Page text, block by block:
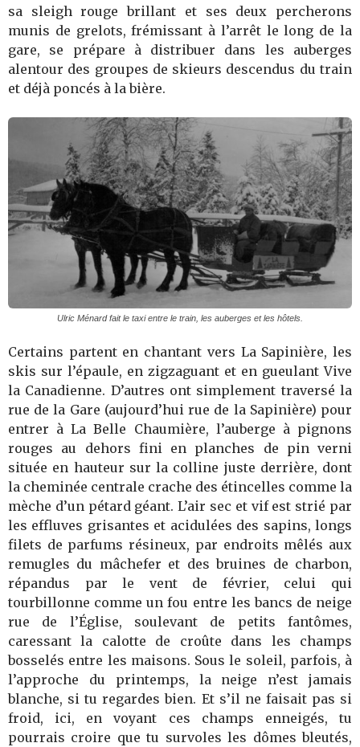
sa sleigh rouge brillant et ses deux percherons
munis de grelots, frémissant à l’arrêt le long de la
gare, se prépare à distribuer dans les auberges
alentour des groupes de skieurs descendus du train
et déjà poncés à la bière.
Ulric Ménard fait le taxi entre le train, les auberges et les hôtels.
Certains partent en chantant vers La Sapinière, les
skis sur l’épaule, en zigzaguant et en gueulant Vive
la Canadienne. D’autres ont simplement traversé la
rue de la Gare (aujourd’hui rue de la Sapinière) pour
entrer à La Belle Chaumière, l’auberge à pignons
rouges au dehors fini en planches de pin verni
située en hauteur sur la colline juste derrière, dont
la cheminée centrale crache des étincelles comme la
mèche d’un pétard géant. L’air sec et vif est strié par
les effluves grisantes et acidulées des sapins, longs
filets de parfums résineux, par endroits mêlés aux
remugles du mâchefer et des bruines de charbon,
répandus par le vent de février, celui qui
tourbillonne comme un fou entre les bancs de neige
rue de l’Église, soulevant de petits fantômes,
caressant la calotte de croûte dans les champs
bosselés entre les maisons. Sous le soleil, parfois, à
l’approche du printemps, la neige n’est jamais
blanche, si tu regardes bien. Et s’il ne faisait pas si
froid, ici, en voyant ces champs enneigés, tu
pourrais croire que tu survoles les dômes bleutés,